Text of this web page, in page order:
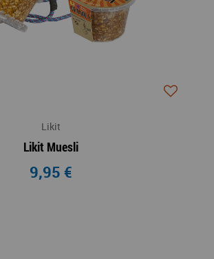
Likit
Likit Muesli
9,95 €